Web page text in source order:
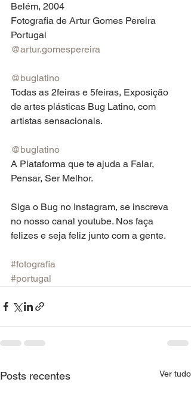
Belém, 2004
Fotografia de Artur Gomes Pereira
Portugal
@artur.gomespereira
@buglatino
Todas as 2feiras e 5feiras, Exposição
de artes plásticas Bug Latino, com
artistas sensacionais.
@buglatino
A Plataforma que te ajuda a Falar,
Pensar, Ser Melhor.
Siga o Bug no Instagram, se inscreva
no nosso canal youtube. Nos faça
felizes e seja feliz junto com a gente.
#fotografia
#portugal
Posts recentes Ver tudo